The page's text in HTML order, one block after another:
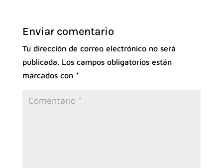
Enviar comentario
Tu dirección de correo electrónico no será
publicada. Los campos obligatorios están
marcados con *